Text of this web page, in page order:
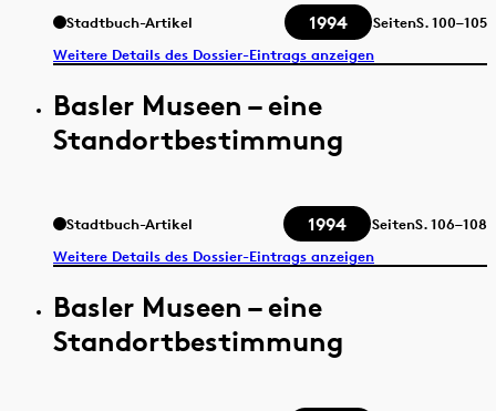
Stadtbuch-Artikel 1994 SeitenS.100–105
Weitere Details des Dossier-Eintrags anzeigen
Basler Museen – eine
Standortbestimmung
Stadtbuch-Artikel 1994 SeitenS.106–108
Weitere Details des Dossier-Eintrags anzeigen
Basler Museen – eine
Standortbestimmung